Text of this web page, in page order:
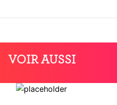
VOIR AUSSI